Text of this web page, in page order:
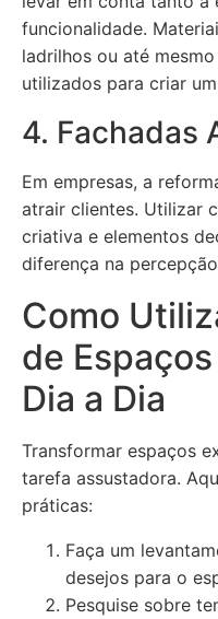
funcionalidade.
ladrilhos ou até
utilizados para criar
4. Fachadas
Em empresas, a
atrair clientes. Utilizar
criativa e elementos
diferença na
Como
de
Dia a Dia
Transformar espaços
tarefa assustadora.
práticas:
Faça um
desejos para o
Pesquise sobre